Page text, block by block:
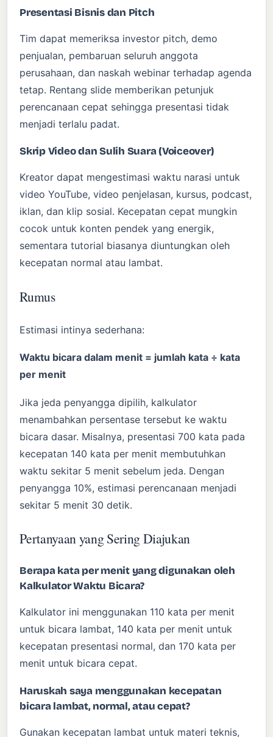
Presentasi Bisnis dan Pitch
Tim dapat memeriksa investor pitch, demo
penjualan, pembaruan seluruh anggota
perusahaan, dan naskah webinar terhadap agenda
tetap. Rentang slide memberikan petunjuk
perencanaan cepat sehingga presentasi tidak
menjadi terlalu padat.
Skrip Video dan Sulih Suara (Voiceover)
Kreator dapat mengestimasi waktu narasi untuk
video YouTube, video penjelasan, kursus, podcast,
iklan, dan klip sosial. Kecepatan cepat mungkin
cocok untuk konten pendek yang energik,
sementara tutorial biasanya diuntungkan oleh
kecepatan normal atau lambat.
Rumus
Estimasi intinya sederhana:
Waktu bicara dalam menit = jumlah kata ÷ kata
per menit
Jika jeda penyangga dipilih, kalkulator
menambahkan persentase tersebut ke waktu
bicara dasar. Misalnya, presentasi 700 kata pada
kecepatan 140 kata per menit membutuhkan
waktu sekitar 5 menit sebelum jeda. Dengan
penyangga 10%, estimasi perencanaan menjadi
sekitar 5 menit 30 detik.
Pertanyaan yang Sering Diajukan
Berapa kata per menit yang digunakan oleh
Kalkulator Waktu Bicara?
Kalkulator ini menggunakan 110 kata per menit
untuk bicara lambat, 140 kata per menit untuk
kecepatan presentasi normal, dan 170 kata per
menit untuk bicara cepat.
Haruskah saya menggunakan kecepatan
bicara lambat, normal, atau cepat?
Gunakan kecepatan lambat untuk materi teknis,